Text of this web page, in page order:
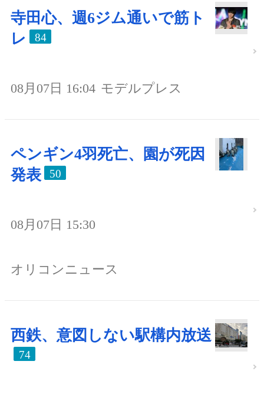
寺田心、週6ジム通いで筋ト
レ
84
08月07日 16:04 モデルプレス
ペンギン4羽死亡、園が死因
発表
50
08月07日 15:30
オリコンニュース
西鉄、意図しない駅構内放送
74